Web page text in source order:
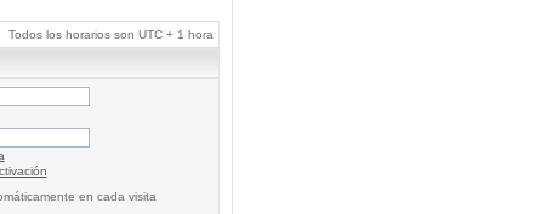
Todos los horarios son UTC + 1 hora
en cada visita